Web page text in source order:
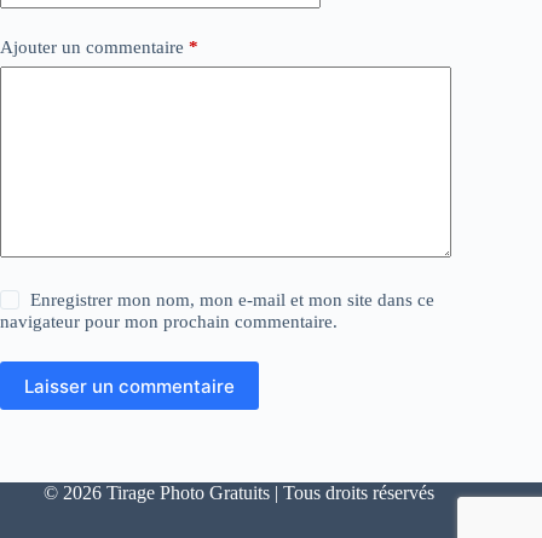
Ajouter un commentaire *
Enregistrer mon nom, mon e-mail et mon site dans ce
navigateur pour mon prochain commentaire.
Laisser un commentaire
© 2026 Tirage Photo Gratuits | Tous droits réservés